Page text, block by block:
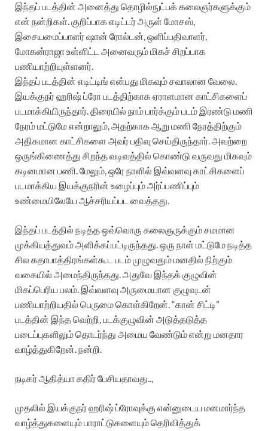
இந்தப் படத்தின் அனைத்து தொழில்நுட்பக் கலைஞர்களுக்கும்
என் நன்றிகள். குறிப்பாக எடிட்டர் அருள் மோசஸ்,
இசையமைப்பாளர் ஷான் ரோல்டன், ஒளிப்பதிவாளர்,
மோகன்ராஜா உள்ளிட்ட அனைவரும் மிகச் சிறப்பாக
பணியாற்றியுள்ளனர்.
இந்தப் படத்தின் எடிட்டிங் என்பது மிகவும் சவாலான வேலை.
இயக்குநர் ஹரிஷ் ப்ரோ படத்திற்காக ஏராளமான காட்சிகளைப்
படமாக்கியிருந்தார். திரையில் நாம் பார்க்கும் படம் இரண்டு மணி
நேரம் மட்டுமே என்றாலும், அதற்காக ஆறு மணி நேரத்திற்கும்
அதிகமான காட்சிகளை அவர் பதிவு செய்திருந்தார். அவற்றை
ஒருங்கிணைத்து சிறந்த வடிவத்தில் கொண்டு வருவது மிகவும்
கடினமான பணி. மேலும், ஒரே நாளில் இவ்வளவு காட்சிகளைப்
படமாக்கிய இயக்குநரின் உழைப்பும் அர்ப்பணிப்பும்
உண்மையிலேயே ஆச்சரியப்பட வைத்தது.
இந்தப் படத்தில் நடித்த ஒவ்வொரு கலைஞருக்கும் சமமான
முக்கியத்துவம் அளிக்கப்பட்டிருந்தது. ஒரு நாள் மட்டுமே நடித்த
சில கதாபாத்திரங்கள்கூட படம் முழுவதும் மனதில் நிற்கும்
வகையில் அமைந்திருந்தது. அதுவே இந்தக் குழுவின்
மிகப்பெரிய பலம். இவ்வளவு அருமையான குழுவுடன்
பணியாற்றியதில் பெருமை கொள்கிறேன். “கான் சிட்டி”
படத்தின் இந்த வெற்றி, படக்குழுவின் அடுத்தடுத்த
படைப்புகளிலும் தொடர்ந்து அமைய வேண்டும் என்று மனதார
வாழ்த்துகிறேன். நன்றி.
நடிகர் ஆதித்யா கதிர் பேசியதாவது..,
முதலில் இயக்குநர் ஹரிஷ் ப்ரோவுக்கு என்னுடைய மனமார்ந்த
வாழ்த்துகளையும் பாராட்டுகளையும் தெரிவித்துக்